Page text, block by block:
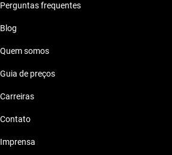
Perguntas frequentes
Blog
Quem somos
Guia de preços
Carreiras
Contato
Imprensa